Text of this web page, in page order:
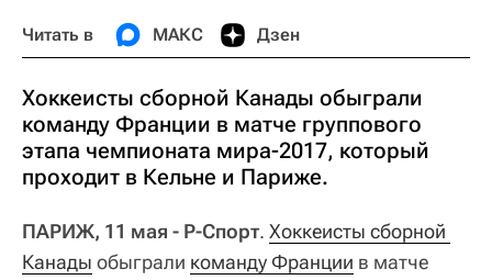
Читать в МАКС Дзен
Хоккеисты сборной Канады обыграли
команду Франции в матче группового
этапа чемпионата мира-2017, который
проходит в Кельне и Париже.
ПАРИЖ, 11 мая - Р-Спорт. Хоккеисты сборной
Канады обыграли команду Франции в матче